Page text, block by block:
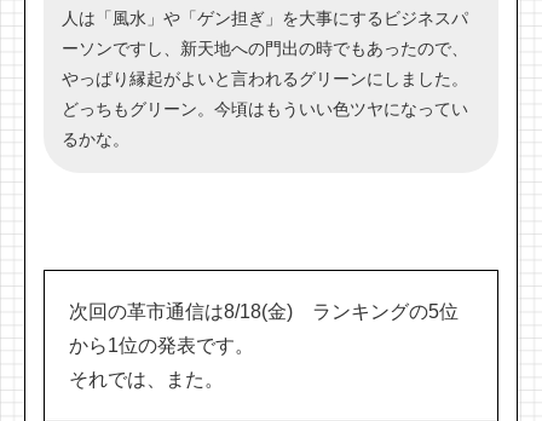
人は「風水」や「ゲン担ぎ」を大事にするビジネスパ
ーソンですし、新天地への門出の時でもあったので、
やっぱり縁起がよいと言われるグリーンにしました。
どっちもグリーン。今頃はもういい色ツヤになってい
るかな。
次回の革市通信は8/18(金) ランキングの5位
から1位の発表です。
それでは、また。